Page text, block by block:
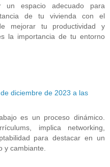
un espacio adecuado para
de tu vivienda con el
mejorar tu productividad y
la importancia de tu entorno
diciembre de 2023 a las
es un proceso dinámico.
implica networking,
para destacar en un
y cambiante.